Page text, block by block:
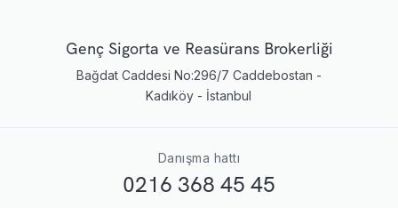
Genç Sigorta ve Reasürans Brokerliği
Bağdat Caddesi No:296/7 Caddebostan -
Kadıköy - İstanbul
Danışma hattı
0216 368 45 45